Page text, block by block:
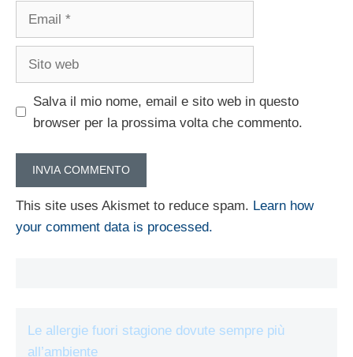
Salva il mio nome, email e sito web in questo
browser per la prossima volta che commento.
This site uses Akismet to reduce spam. Learn how
your comment data is processed.
Le allergie fuori stagione dovute sempre più
all’ambiente